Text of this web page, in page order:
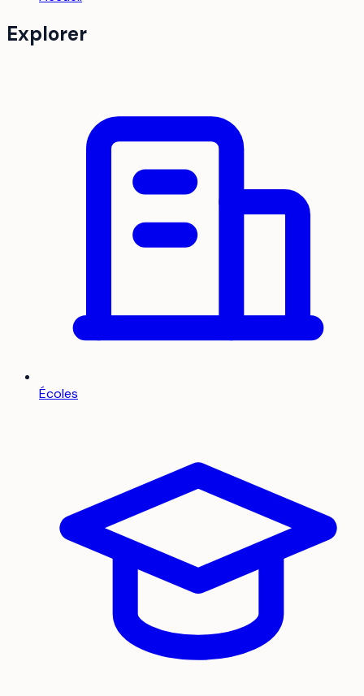
Explorer
Écoles